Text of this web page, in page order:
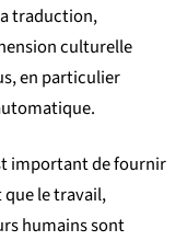
traduction,
culturelle
en particulier
important de fournir
le travail,
humains sont